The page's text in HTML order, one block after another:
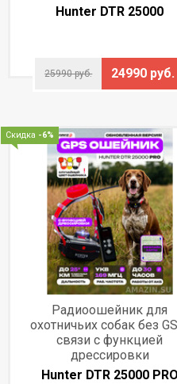
Hunter DTR 25000
25990 руб. 24990 руб.
Скидка -6%
Радиоошейник для
охотничьих собак без
связи с функцией
дрессировки
Hunter DTR 25000 PRO